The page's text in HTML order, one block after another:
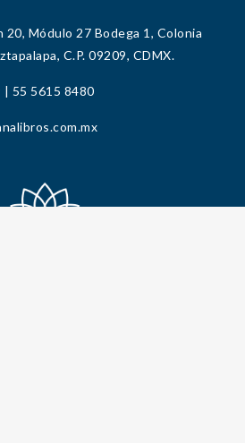
20, Módulo 27 Bodega 1, Colonia
C.P. 09209, CDMX.
| 55 5615 8480